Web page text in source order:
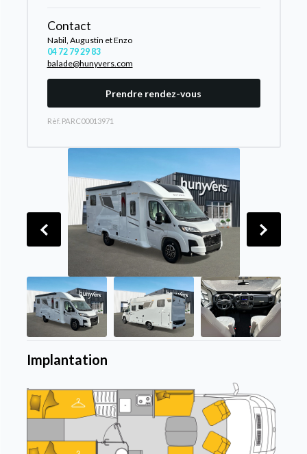
Contact
Nabil, Augustin et Enzo
04 72 79 29 83
balade@hunyvers.com
Prendre rendez-vous
Rèf. PARC00013971
Implantation